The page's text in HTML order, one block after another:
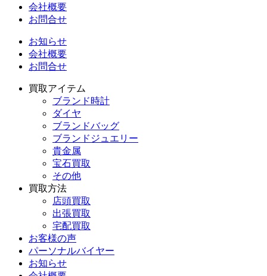
会社概要
お問合せ
お知らせ
会社概要
お問合せ
買取アイテム
ブランド時計
ダイヤ
ブランドバッグ
ブランドジュエリー
貴金属
宝石買取
その他
買取方法
店頭買取
出張買取
宅配買取
お客様の声
パーソナルバイヤー
お知らせ